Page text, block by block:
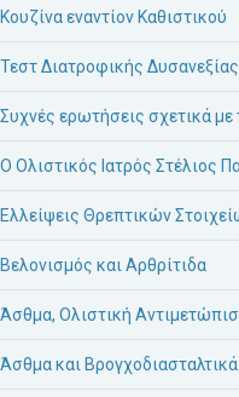
Κουζίνα εναντίον Καθιστικού
Τεστ Διατροφικής
Συχνές ερωτήσεις σχετικά
Ο Ολιστικός Ιατρός Στέλιος
Ελλείψεις Θρεπτικών
Βελονισμός και Αρθρίτιδα
Άσθμα, Ολιστική
Άσθμα και Βρογχοδιασταλτικά